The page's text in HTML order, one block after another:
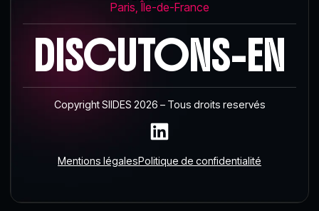
Paris, Île-de-France
DISCUTONS-EN
Copyright SIIDES 2026 – Tous droits reservés
Mentions légalesPolitique de confidentialité